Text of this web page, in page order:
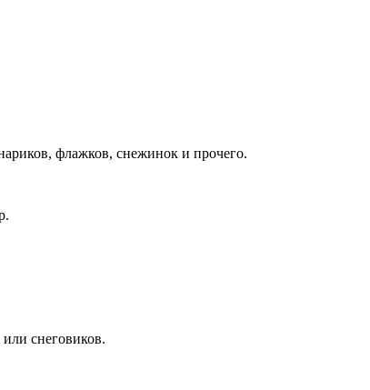
флажков, снежинок и прочего.
снеговиков.